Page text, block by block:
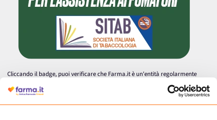
Cliccando il badge, puoi verificare che Farma.it è un'entità regolarmente
autorizzata dal Ministero della Salute a effettuare la vendita online di
medicinali.